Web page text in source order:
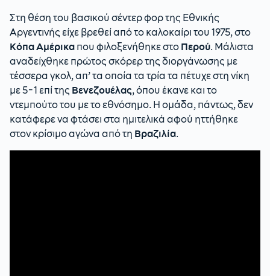
Στη θέση του βασικού σέντερ φορ της Εθνικής
Αργεντινής είχε βρεθεί από το καλοκαίρι του 1975, στο
Κόπα Αμέρικα που φιλοξενήθηκε στο Περού. Μάλιστα
αναδείχθηκε πρώτος σκόρερ της διοργάνωσης με
τέσσερα γκολ, απ’ τα οποία τα τρία τα πέτυχε στη νίκη
με 5-1 επί της Βενεζουέλας, όπου έκανε και το
ντεμπούτο του με το εθνόσημο. Η ομάδα, πάντως, δεν
κατάφερε να φτάσει στα ημιτελικά αφού ηττήθηκε
στον κρίσιμο αγώνα από τη Βραζιλία.